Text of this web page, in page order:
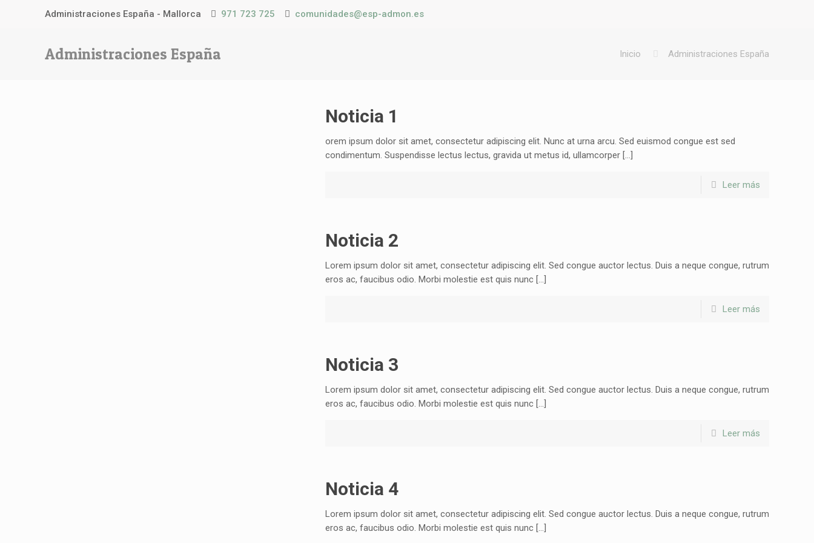
Administraciones España - Mallorca 971 723 725 comunidades@esp-admon.es
Administraciones España Inicio Administraciones España
Noticia 1
orem ipsum dolor sit amet, consectetur adipiscing elit. Nunc at urna arcu. Sed euismod congue est sed
condimentum. Suspendisse lectus lectus, gravida ut metus id, ullamcorper […]
Leer más
Noticia 2
Lorem ipsum dolor sit amet, consectetur adipiscing elit. Sed congue auctor lectus. Duis a neque congue, rutrum
eros ac, faucibus odio. Morbi molestie est quis nunc […]
Leer más
Noticia 3
Lorem ipsum dolor sit amet, consectetur adipiscing elit. Sed congue auctor lectus. Duis a neque congue, rutrum
eros ac, faucibus odio. Morbi molestie est quis nunc […]
Leer más
Noticia 4
Lorem ipsum dolor sit amet, consectetur adipiscing elit. Sed congue auctor lectus. Duis a neque congue, rutrum
eros ac, faucibus odio. Morbi molestie est quis nunc […]